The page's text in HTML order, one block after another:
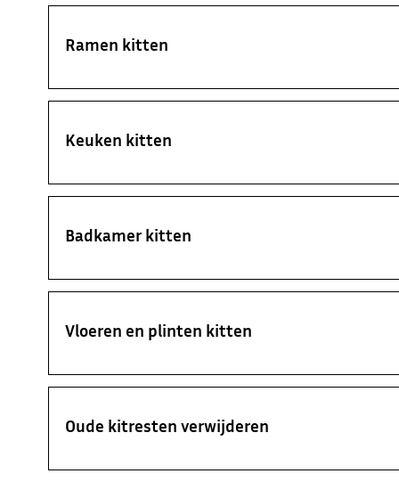
Ramen kitten
Keuken kitten
Badkamer kitten
Vloeren en plinten kitten
Oude kitresten verwijderen